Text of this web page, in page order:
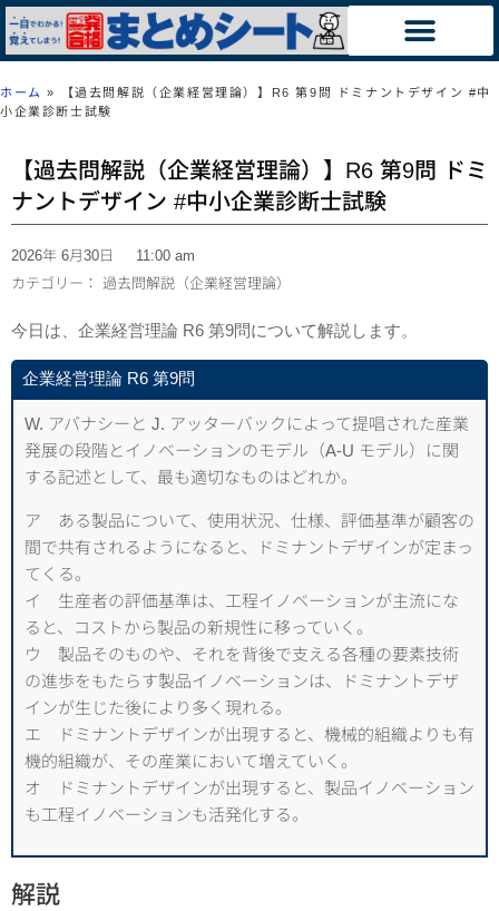
ホーム »
【過去問解説（企業経営理論）】R6 第9問 ドミナントデザイン #中
小企業診断士試験
【過去問解説（企業経営理論）】R6 第9問 ドミ
ナントデザイン #中小企業診断士試験
2026年 6月30日
11:00 am
カテゴリー： 過去問解説（企業経営理論）
今日は、企業経営理論 R6 第9問について解説します。
企業経営理論 R6 第9問
W. アバナシーと J. アッターバックによって提唱された産業
発展の段階とイノベーションのモデル（A-U モデル）に関
する記述として、最も適切なものはどれか。
ア ある製品について、使用状況、仕様、評価基準が顧客の
間で共有されるようになると、ドミナントデザインが定まっ
てくる。
イ 生産者の評価基準は、工程イノベーションが主流にな
ると、コストから製品の新規性に移っていく。
ウ 製品そのものや、それを背後で支える各種の要素技術
の進歩をもたらす製品イノベーションは、ドミナントデザ
インが生じた後により多く現れる。
エ ドミナントデザインが出現すると、機械的組織よりも有
機的組織が、その産業において増えていく。
オ ドミナントデザインが出現すると、製品イノベーション
も工程イノベーションも活発化する。
解説